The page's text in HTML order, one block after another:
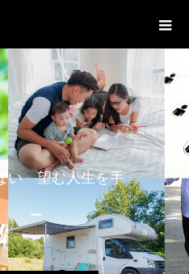
望む人生を手に入れよう